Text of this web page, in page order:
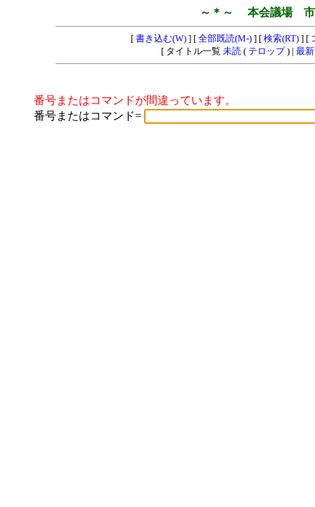
～＊～ 本会議場 市
[ 書き込む(W)] [ 全部既読(M-)] [ 検索(RT)] [
[ タイトル一覧 未読( テロップ) | 最新
番号またはコマンドが間違っています。
番号またはコマンド=